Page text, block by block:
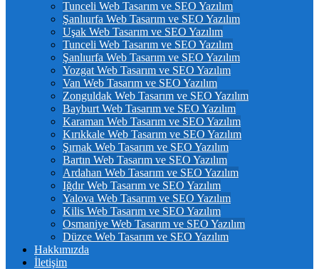
Tunceli Web Tasarım ve SEO Yazılım
Şanlıurfa Web Tasarım ve SEO Yazılım
Uşak Web Tasarım ve SEO Yazılım
Tunceli Web Tasarım ve SEO Yazılım
Şanlıurfa Web Tasarım ve SEO Yazılım
Yozgat Web Tasarım ve SEO Yazılım
Van Web Tasarım ve SEO Yazılım
Zonguldak Web Tasarım ve SEO Yazılım
Bayburt Web Tasarım ve SEO Yazılım
Karaman Web Tasarım ve SEO Yazılım
Kırıkkale Web Tasarım ve SEO Yazılım
Şırnak Web Tasarım ve SEO Yazılım
Bartın Web Tasarım ve SEO Yazılım
Ardahan Web Tasarım ve SEO Yazılım
Iğdır Web Tasarım ve SEO Yazılım
Yalova Web Tasarım ve SEO Yazılım
Kilis Web Tasarım ve SEO Yazılım
Osmaniye Web Tasarım ve SEO Yazılım
Düzce Web Tasarım ve SEO Yazılım
Hakkımızda
İletişim